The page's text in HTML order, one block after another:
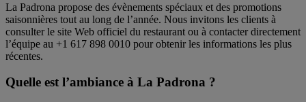
La Padrona propose des évènements spéciaux et des promotions
saisonnières tout au long de l’année. Nous invitons les clients à
consulter le site Web officiel du restaurant ou à contacter directement
l’équipe au +1 617 898 0010 pour obtenir les informations les plus
récentes.
Quelle est l’ambiance à La Padrona ?